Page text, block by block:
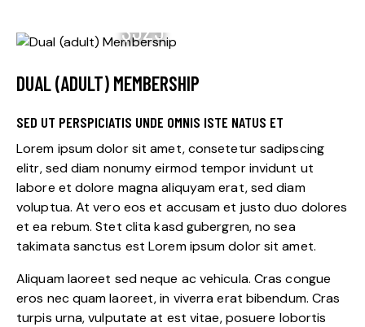
$325
DUAL (ADULT) MEMBERSHIP
SED UT PERSPICIATIS UNDE OMNIS ISTE NATUS ET
Lorem ipsum dolor sit amet, consetetur sadipscing
elitr, sed diam nonumy eirmod tempor invidunt ut
labore et dolore magna aliquyam erat, sed diam
voluptua. At vero eos et accusam et justo duo dolores
et ea rebum. Stet clita kasd gubergren, no sea
takimata sanctus est Lorem ipsum dolor sit amet.
Aliquam laoreet sed neque ac vehicula. Cras congue
eros nec quam laoreet, in viverra erat bibendum. Cras
turpis urna, vulputate at est vitae, posuere lobortis